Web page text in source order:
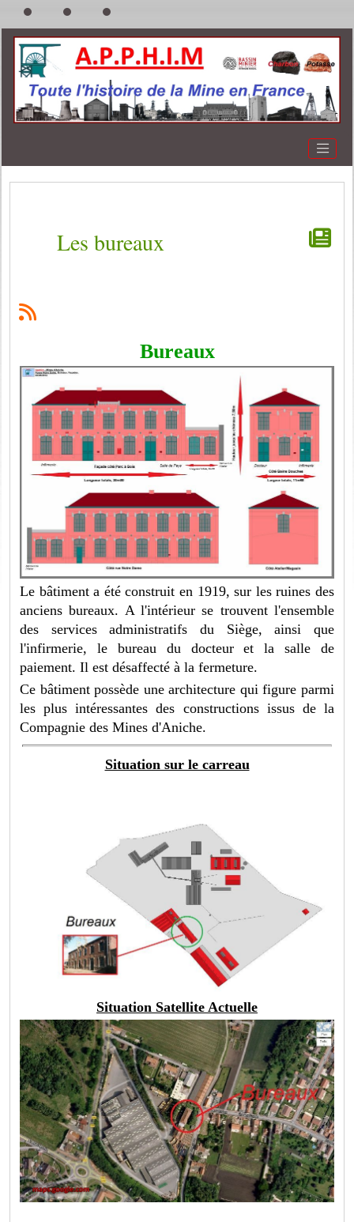
Les bureaux
Bureaux
Le bâtiment a été construit en 1919, sur les ruines des
anciens bureaux. A l'intérieur se trouvent l'ensemble
des services administratifs du Siège, ainsi que
l'infirmerie, le bureau du docteur et la salle de
paiement. Il est désaffecté à la fermeture.
Ce bâtiment possède une architecture qui figure parmi
les plus intéressantes des constructions issus de la
Compagnie des Mines d'Aniche.
Situation sur le carreau
Situation Satellite Actuelle